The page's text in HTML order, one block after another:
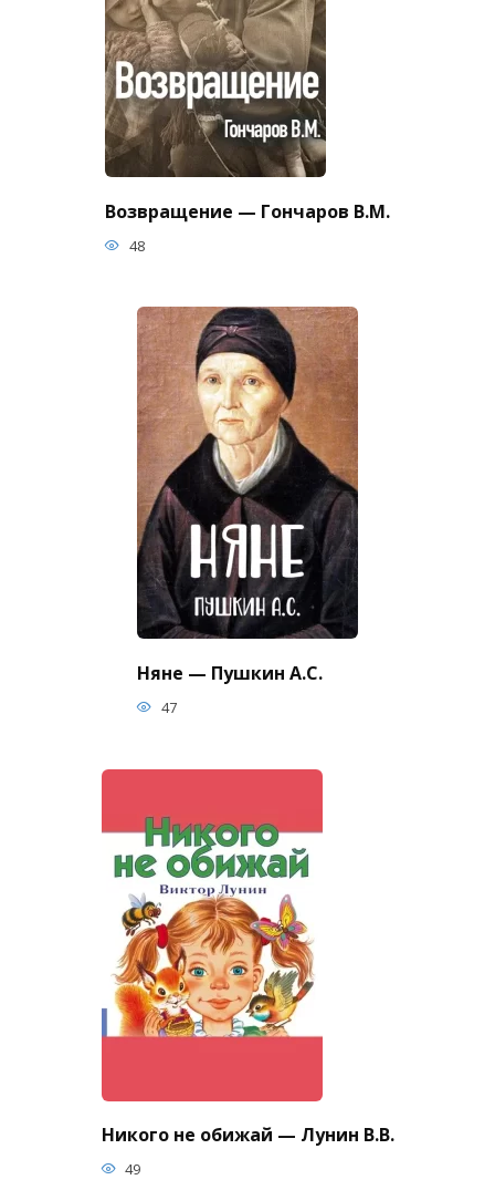
Возвращение — Гончаров В.М.
48
Няне — Пушкин А.С.
47
Никого не обижай — Лунин В.В.
49